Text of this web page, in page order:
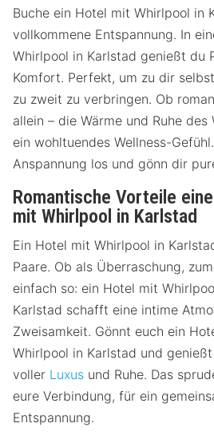
Buche ein Hotel mit Whirlpool in
vollkommene Entspannung. In
Whirlpool in Karlstad genießt du
Komfort. Perfekt, um zu dir
zu zweit zu verbringen. Ob
allein – die Wärme und Ruhe
ein wohltuendes Wellness-
Anspannung los und gönn dir
Romantische Vorteile
mit Whirlpool in Karlstad
Ein Hotel mit Whirlpool in
Paare. Ob als Überraschung,
einfach so: ein Hotel mit
Karlstad schafft eine intime
Zweisamkeit. Gönnt euch ein
Whirlpool in Karlstad und
voller Luxus und Ruhe. Das
eure Verbindung, für ein
Entspannung.